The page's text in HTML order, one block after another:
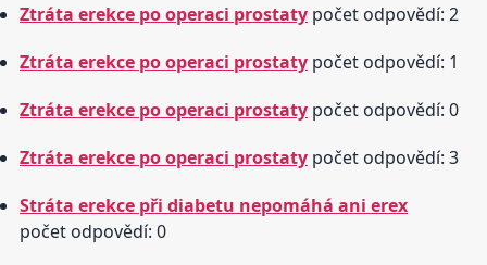
Ztráta erekce po operaci prostaty počet odpovědí: 2
Ztráta erekce po operaci prostaty počet odpovědí: 1
Ztráta erekce po operaci prostaty počet odpovědí: 0
Ztráta erekce po operaci prostaty počet odpovědí: 3
Stráta erekce při diabetu nepomáhá ani erex
počet odpovědí: 0